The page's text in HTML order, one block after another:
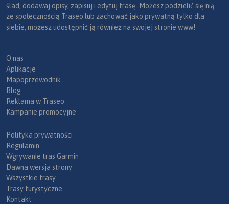
ślad, dodawaj opisy, zapisuj i edytuj trasę. Możesz podzielić się nią
ze społecznością Traseo lub zachować jako prywatną tylko dla
siebie, możesz udostępnić ją również na swojej stronie www!
O nas
Aplikacje
Mapoprzewodnik
Blog
Reklama w Traseo
Kampanie promocyjne
Polityka prywatności
Regulamin
Wgrywanie tras Garmin
Dawna wersja strony
Wszystkie trasy
Trasy turystyczne
Kontakt